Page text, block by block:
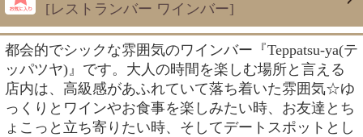
[レストランバー ワインバー]
都会的でシックな雰囲気のワインバー『Teppatsu-ya(テ
ッパツヤ)』です。大人の時間を楽しむ場所と言える
店内は、高級感があふれていて落ち着いた雰囲気☆ゆ
っくりとワインやお食事を楽しみたい時、お友達とち
ょこっと立ち寄りたい時、そしてデートスポットとし